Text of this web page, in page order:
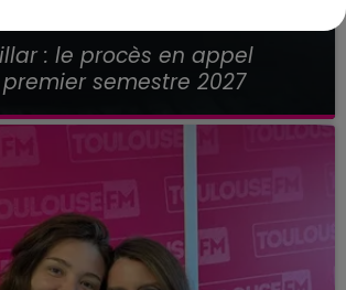
: le procès en appel
semestre 2027